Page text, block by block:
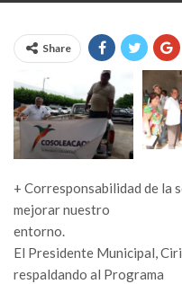
Share
+ Corresponsabilidad de la
mejorar nuestro
entorno.
El Presidente Municipal,
respaldando al Programa